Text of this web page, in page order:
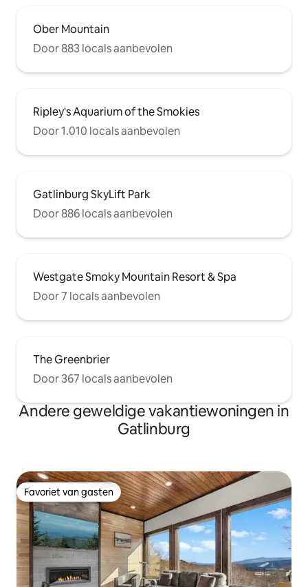
Ober Mountain
Door 883 locals aanbevolen
Ripley's Aquarium of the Smokies
Door 1.010 locals aanbevolen
Gatlinburg SkyLift Park
Door 886 locals aanbevolen
Westgate Smoky Mountain Resort & Spa
Door 7 locals aanbevolen
The Greenbrier
Door 367 locals aanbevolen
Andere geweldige vakantiewoningen in
Gatlinburg
Favoriet van gasten
Favoriet van gasten